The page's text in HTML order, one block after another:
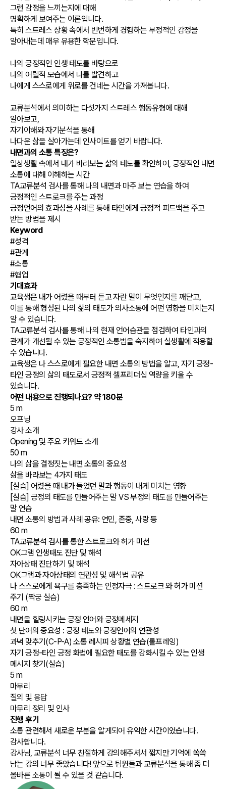
그런 감정을 느끼는지에 대해
명확하게 보여주는 이론입니다.
특히 스트레스 상황 속에서 빈번하게 경험하는 부정적인 감정을
알아내는데 매우 유용한 학문입니다.
나의 긍정적인 인생 태도를 바탕으로
나의 어릴적 모습에서 나를 발견하고
나에게 스스로에게 위로를 건네는 시간을 가져봅니다.
교류분석에서 의미하는 다섯가지 스트레스 행동유형에 대해
알아보고,
자기이해와 자기분석을 통해
나다운 삶을 살아가는데 인사이트를 얻기 바랍니다.
내면과의 소통 특징은?
일상생활 속에서 내가 바라보는 삶의 태도를 확인하여, 긍정적인 내면
소통에 대해 이해하는 시간
TA교류분석 검사를 통해 나의 내면과 마주 보는 연습을 하여
긍정적인 스트로크를 주는 과정
긍정언어의 효과성을 사례를 통해 타인에게 긍정적 피드백을 주고
받는 방법을 제시
Keyword
#성격
#관계
#소통
#협업
기대효과
교육생은 내가 어렸을 때부터 듣고 자란 말이 무엇인지를 깨닫고,
이를 통해 형성된 나의 삶의 태도가 의사소통에 어떤 영향을 미치는지
알 수 있습니다.
TA교류분석 검사를 통해 나의 현재 언어습관을 점검하여 타인과의
관계가 개선될 수 있는 긍정적인 소통법을 숙지하여 실생활에 적용할
수 있습니다.
교육생은 나 스스로에게 필요한 내면 소통의 방법을 알고, 자기 긍정-
타인 긍정의 삶의 태도로서 긍정적 셀프리더십 역량을 키울 수
있습니다.
어떤 내용으로 진행되나요? 약 180분
5 m
오프닝
강사 소개
Opening 및 주요 키워드 소개
50 m
나의 삶을 결정짓는 내면 소통의 중요성
삶을 바라보는 4가지 태도
[실습] 어렸을 때 내가 들었던 말과 행동이 내게 미치는 영향
[실습] 긍정의 태도를 만들어주는 말 VS 부정의 태도를 만들어주는
말 연습
내면 소통의 방법과 사례 공유: 연민, 존중, 사랑 등
60 m
TA교류분석 검사를 통한 스트로크와 허가 미션
OK그램 인생태도 진단 및 해석
자아상태 진단하기 및 해석
OK그램과 자아상태의 연관성 및 해석법 공유
나 스스로에게 욕구를 충족하는 인정자극 : 스트로크 와 허가 미션
주기 (짝궁 실습)
60 m
내면을 힐링시키는 긍정 언어와 긍정메세지
첫 단어의 중요성 : 긍정 태도와 긍정언어의 연관성
과녁 맞추기(C-P-A) 소통 레시피 상황별 연습(롤프레잉)
자기 긍정-타인 긍정 화법에 필요한 태도를 강화시킬 수 있는 인생
메시지 찾기(실습)
5 m
마무리
질의 및 응답
마무리 정리 및 인사
진행 후기
소통 관련해서 새로운 부분을 알게되어 유익한 시간이었습니다.
감사합니다.
강사님, 교류분석 너무 친절하게 강의해주셔서 짧지만 기억에 쏙쏙
남는 강의 너무 좋았습니다! 앞으로 팀원들과 교류분석을 통해 좀 더
올바른 소통이 될 수 있을 것 같습니다.